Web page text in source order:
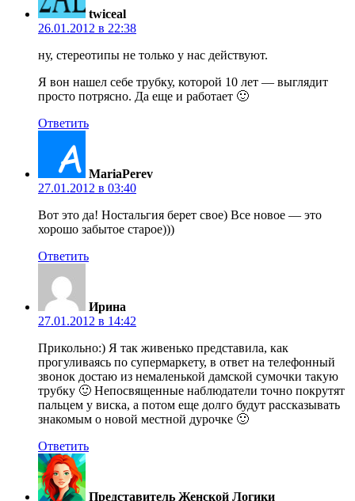
twiceal
26.01.2012 в 22:38
ну, стереотипы не только у нас действуют.
Я вон нашел себе трубку, которой 10 лет — выглядит
просто потрясно. Да еще и работает 🙂
Ответить
MariaPerev
27.01.2012 в 03:40
Вот это да! Ностальгия берет свое) Все новое — это
хорошо забытое старое)))
Ответить
Ирина
27.01.2012 в 14:42
Прикольно:) Я так живенько представила, как
прогуливаясь по супермаркету, в ответ на телефонный
звонок достаю из немаленькой дамской сумочки такую
трубку 🙂 Непосвященные наблюдатели точно покрутят
пальцем у виска, а потом еще долго будут рассказывать
знакомым о новой местной дурочке 🙂
Ответить
Представитель Женской Логики